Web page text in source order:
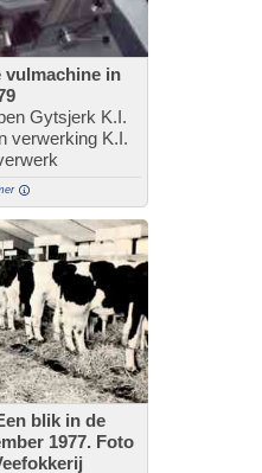
vulmachine in
Gytsjerk K.I.
verwerking K.I.
blik in de
1977. Foto